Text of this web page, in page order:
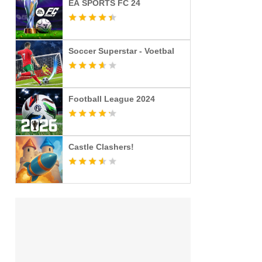
EA SPORTS FC 24
Soccer Superstar - Voetbal
Football League 2024
Castle Clashers!